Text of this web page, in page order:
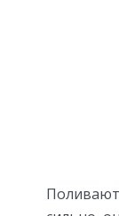
Поливают